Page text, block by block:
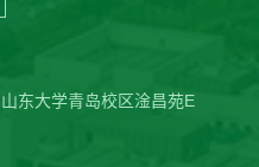
东大学青岛校区淦昌苑E